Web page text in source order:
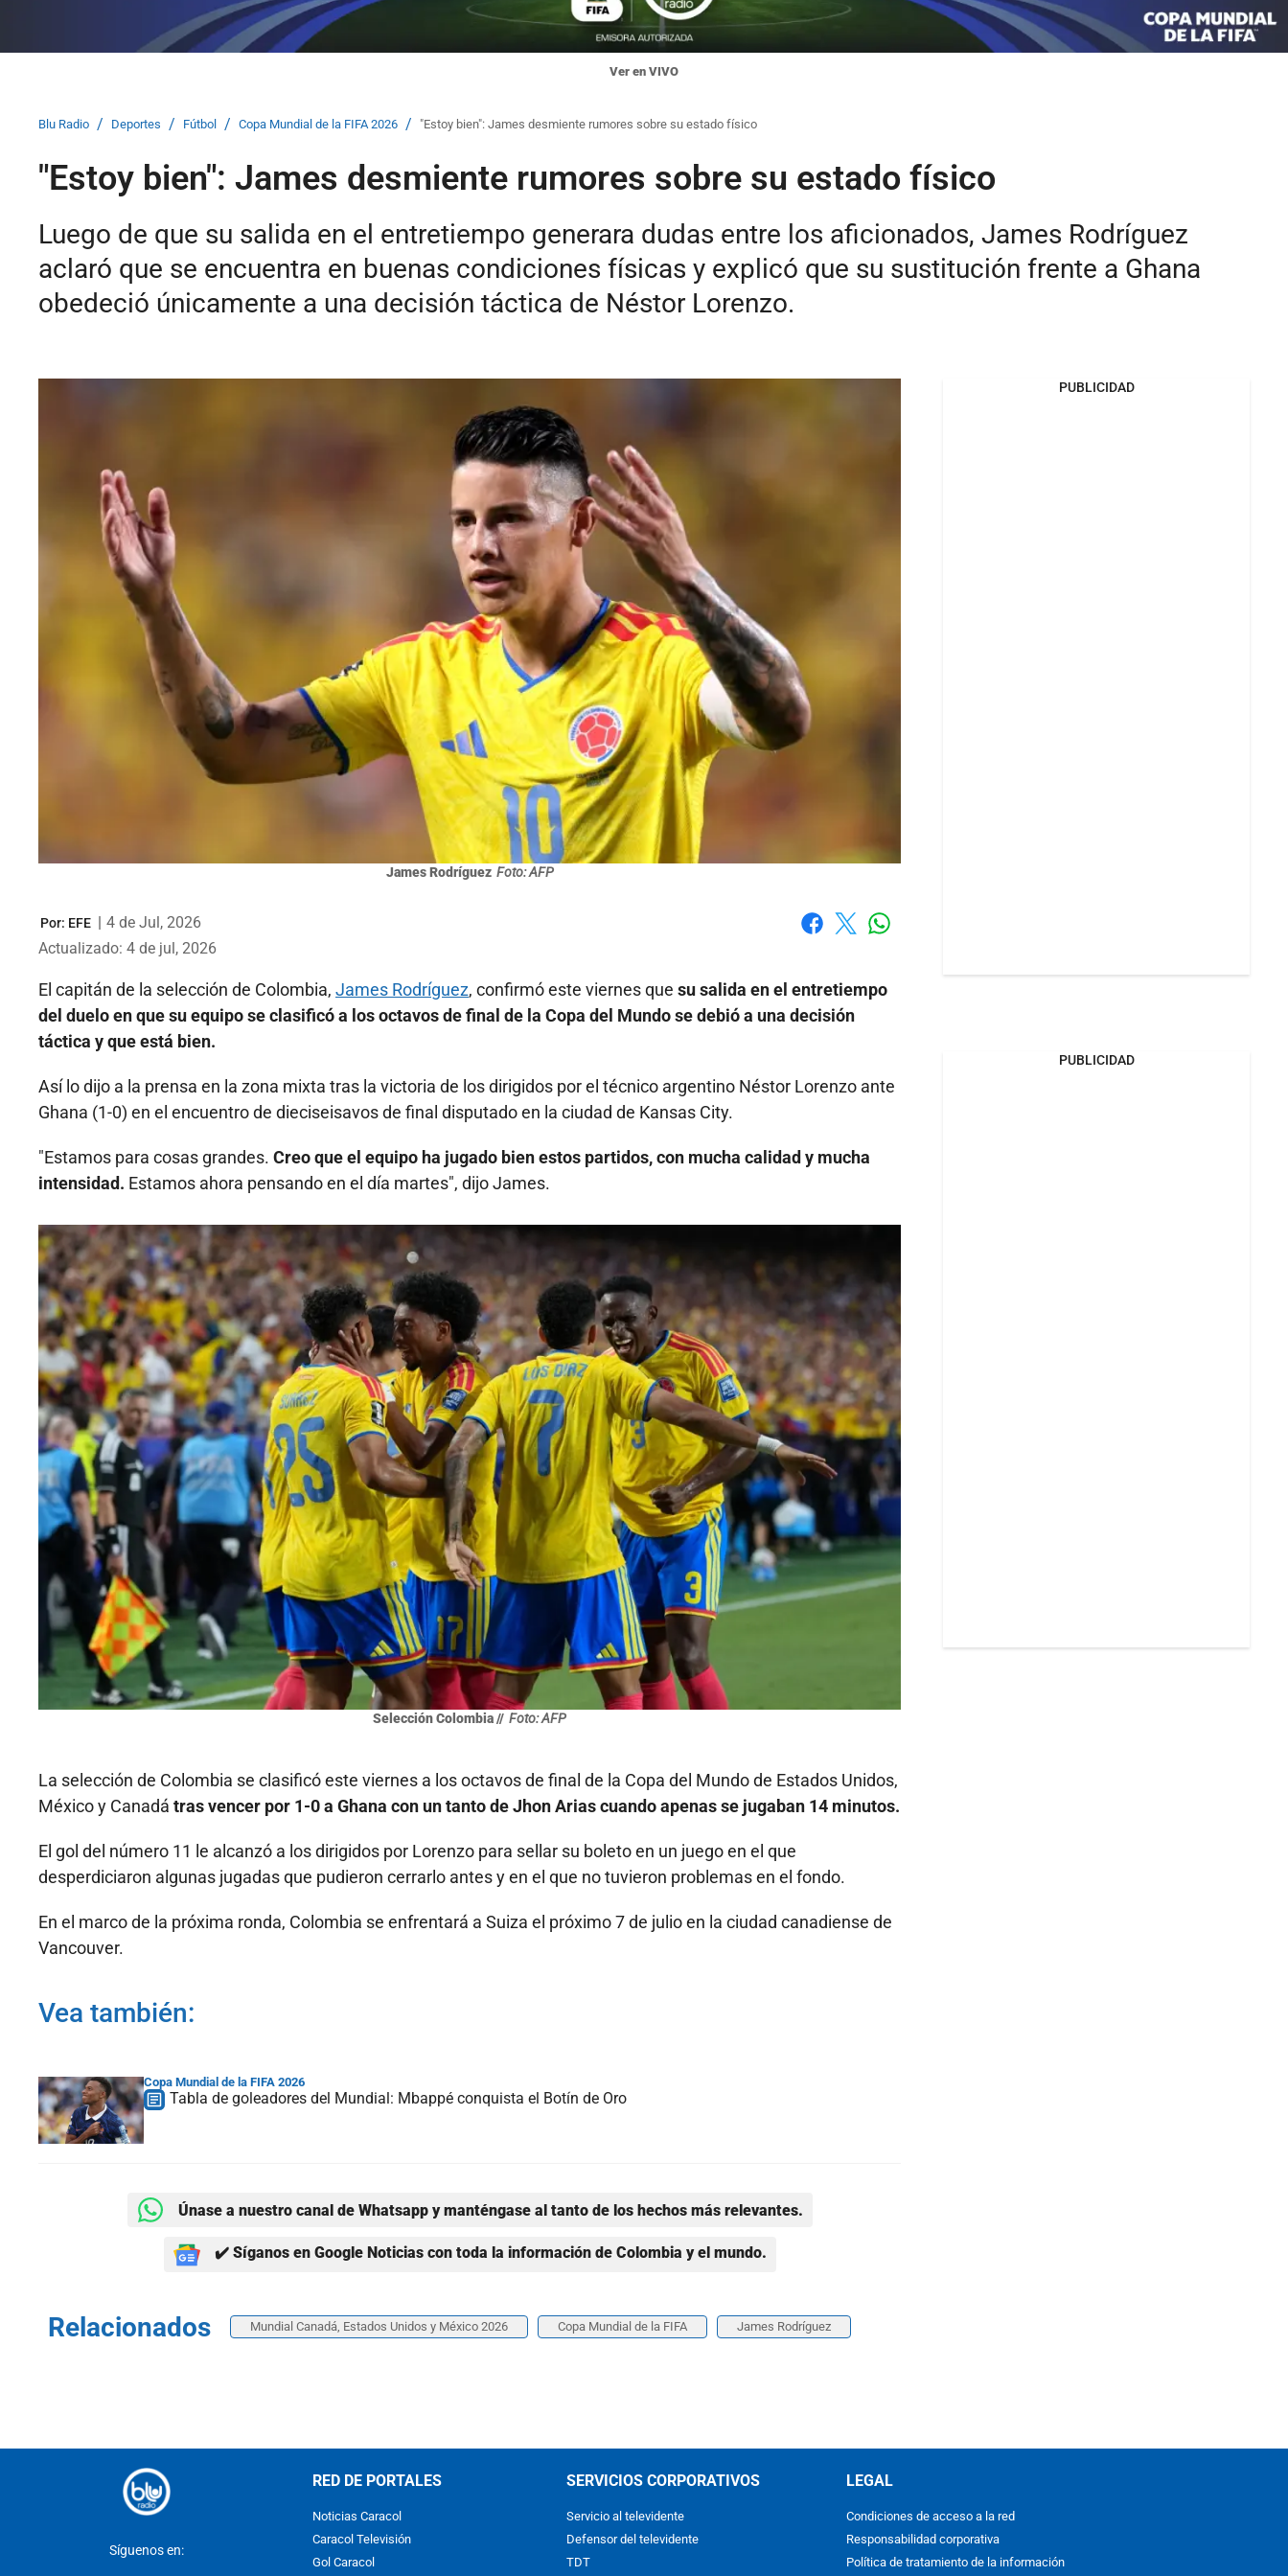
Ver en VIVO
Blu Radio / Deportes / Fútbol / Copa Mundial de la FIFA 2026 / "Estoy bien": James desmiente rumores sobre su estado físico
"Estoy bien": James desmiente rumores sobre su estado físico
Luego de que su salida en el entretiempo generara dudas entre los aficionados, James Rodríguez
aclaró que se encuentra en buenas condiciones físicas y explicó que su sustitución frente a Ghana
obedeció únicamente a una decisión táctica de Néstor Lorenzo.
James Rodríguez Foto: AFP
Por: EFE
4 de Jul, 2026
Actualizado: 4 de jul, 2026
El capitán de la selección de Colombia, James Rodríguez, confirmó este viernes que su salida en el entretiempo
del duelo en que su equipo se clasificó a los octavos de final de la Copa del Mundo se debió a una decisión
táctica y que está bien.
Así lo dijo a la prensa en la zona mixta tras la victoria de los dirigidos por el técnico argentino Néstor Lorenzo ante
Ghana (1-0) en el encuentro de dieciseisavos de final disputado en la ciudad de Kansas City.
"Estamos para cosas grandes. Creo que el equipo ha jugado bien estos partidos, con mucha calidad y mucha
intensidad. Estamos ahora pensando en el día martes", dijo James.
Selección Colombia // Foto: AFP
La selección de Colombia se clasificó este viernes a los octavos de final de la Copa del Mundo de Estados Unidos,
México y Canadá tras vencer por 1-0 a Ghana con un tanto de Jhon Arias cuando apenas se jugaban 14 minutos.
El gol del número 11 le alcanzó a los dirigidos por Lorenzo para sellar su boleto en un juego en el que
desperdiciaron algunas jugadas que pudieron cerrarlo antes y en el que no tuvieron problemas en el fondo.
En el marco de la próxima ronda, Colombia se enfrentará a Suiza el próximo 7 de julio en la ciudad canadiense de
Vancouver.
Vea también:
Copa Mundial de la FIFA 2026
Tabla de goleadores del Mundial: Mbappé conquista el Botín de Oro
Únase a nuestro canal de Whatsapp y manténgase al tanto de los hechos más relevantes.
✔️ Síganos en Google Noticias con toda la información de Colombia y el mundo.
Relacionados Mundial Canadá, Estados Unidos y México 2026 Copa Mundial de la FIFA James Rodríguez
PUBLICIDAD
PUBLICIDAD
Síguenos en:
RED DE PORTALES
Noticias Caracol
Caracol Televisión
Gol Caracol
SERVICIOS CORPORATIVOS
Servicio al televidente
Defensor del televidente
TDT
LEGAL
Condiciones de acceso a la red
Responsabilidad corporativa
Política de tratamiento de la información